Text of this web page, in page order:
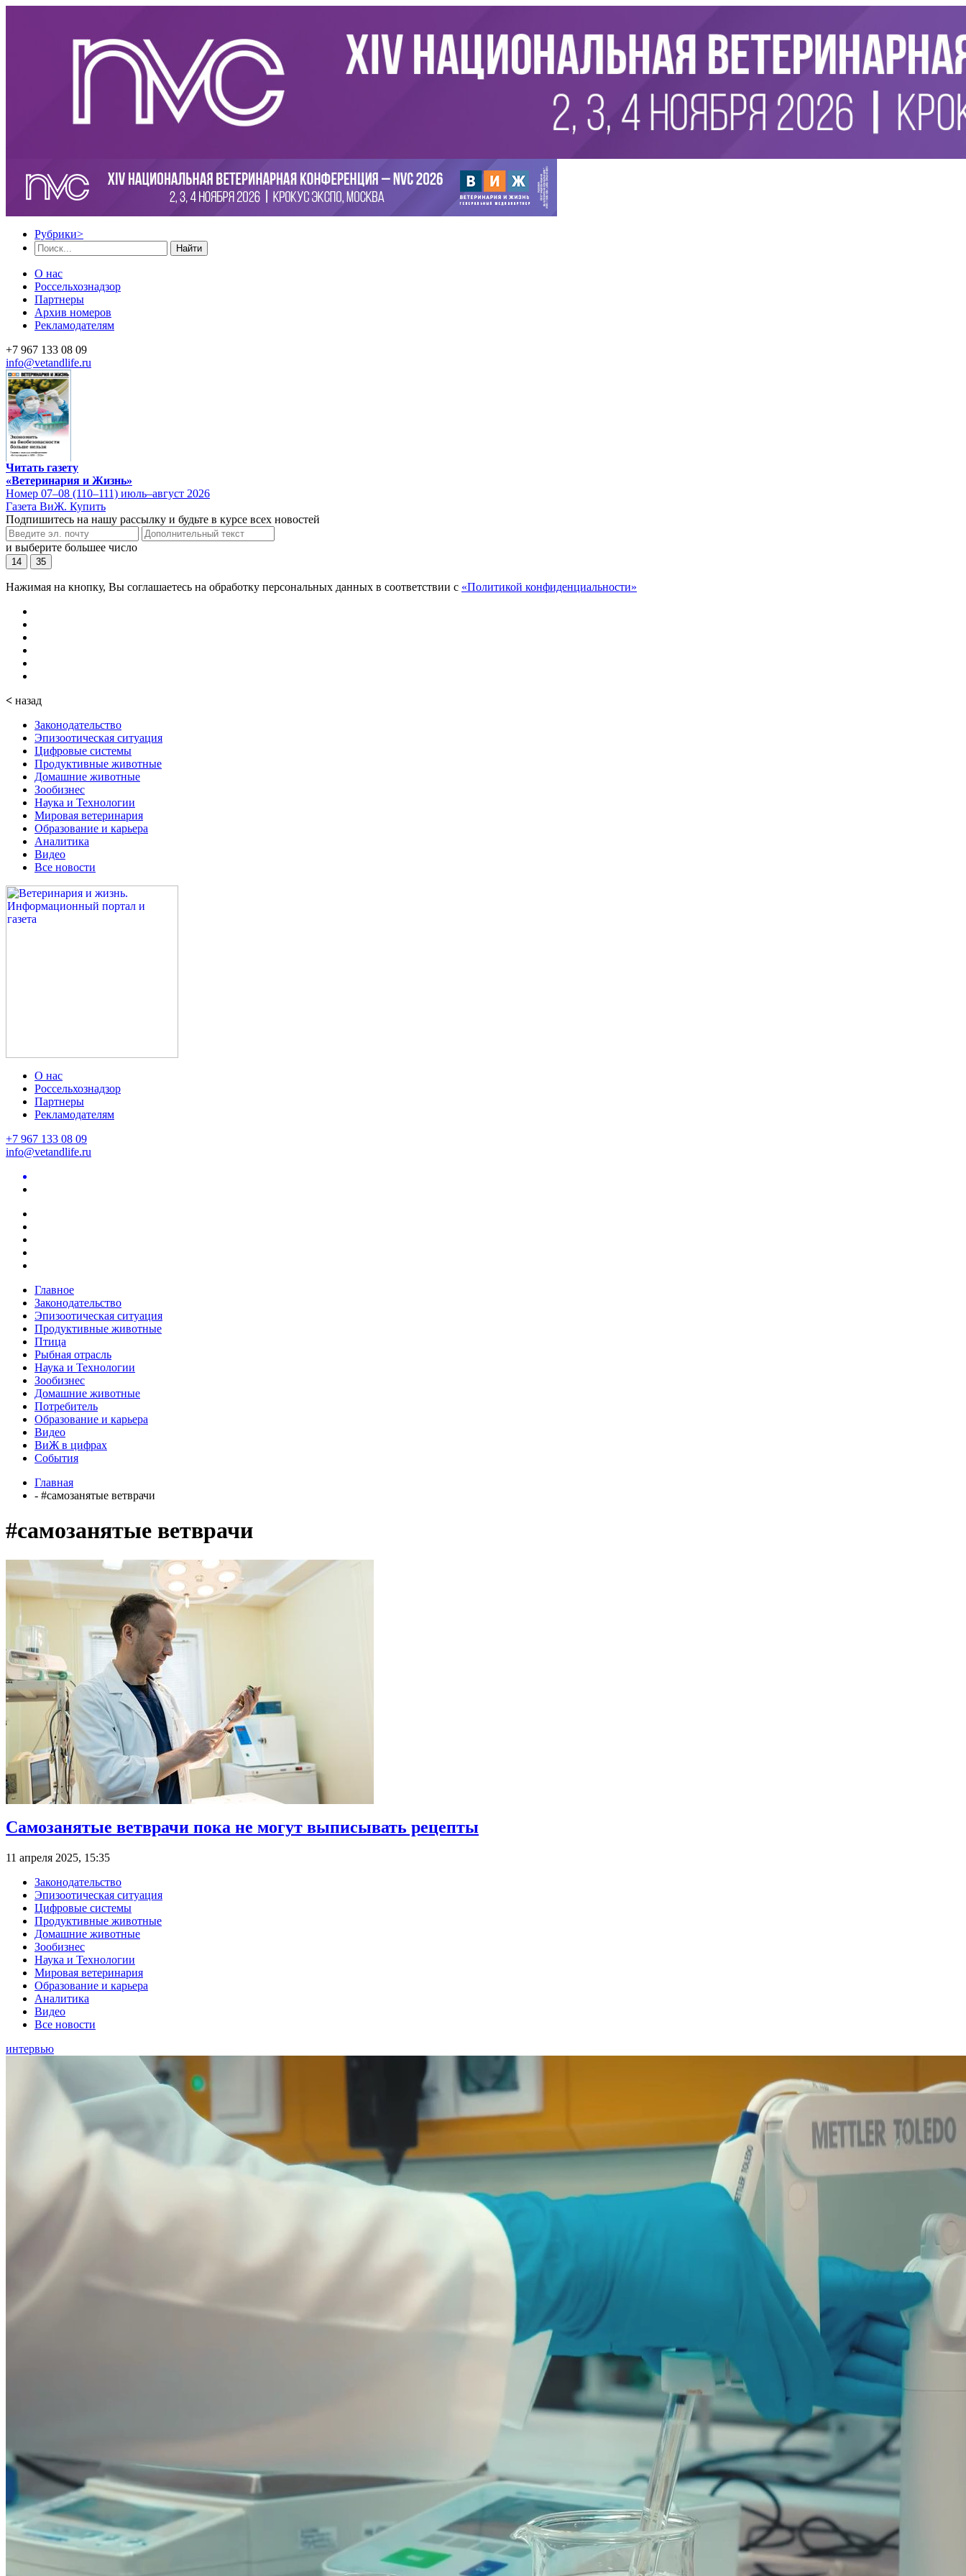
Рубрики>
Найти
О нас
Россельхознадзор
Партнеры
Архив номеров
Рекламодателям
+7 967 133 08 09
info@vetandlife.ru
Читать газету
«Ветеринария и Жизнь»
Номер 07–08 (110–111) июль–август 2026
Газета ВиЖ. Купить
Подпишитесь на нашу рассылку и будьте в курсе всех новостей
и выберите большее число
14 35
Нажимая на кнопку, Вы соглашаетесь на обработку персональных данных в соответствии с «Политикой конфиденциальности»
< назад
Законодательство
Эпизоотическая ситуация
Цифровые системы
Продуктивные животные
Домашние животные
Зообизнес
Наука и Технологии
Мировая ветеринария
Образование и карьера
Аналитика
Видео
Все новости
О нас
Россельхознадзор
Партнеры
Рекламодателям
+7 967 133 08 09
info@vetandlife.ru
Главное
Законодательство
Эпизоотическая ситуация
Продуктивные животные
Птица
Рыбная отрасль
Наука и Технологии
Зообизнес
Домашние животные
Потребитель
Образование и карьера
Видео
ВиЖ в цифрах
События
Главная
- #самозанятые ветврачи
#самозанятые ветврачи
Самозанятые ветврачи пока не могут выписывать рецепты
11 апреля 2025, 15:35
Законодательство
Эпизоотическая ситуация
Цифровые системы
Продуктивные животные
Домашние животные
Зообизнес
Наука и Технологии
Мировая ветеринария
Образование и карьера
Аналитика
Видео
Все новости
интервью